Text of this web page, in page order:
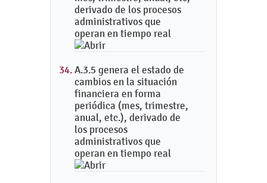
derivado de los procesos
administrativos que
operan en tiempo real
A.3.5 genera el estado de
cambios en la situación
financiera en forma
periódica (mes, trimestre,
anual, etc.), derivado de
los procesos
administrativos que
operan en tiempo real